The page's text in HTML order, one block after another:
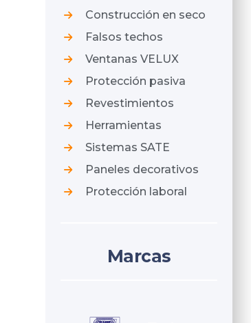
Construcción en seco
Falsos techos
Ventanas VELUX
Protección pasiva
Revestimientos
Herramientas
Sistemas SATE
Paneles decorativos
Protección laboral
Marcas